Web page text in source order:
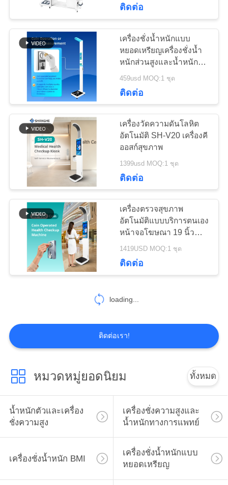
PRIVACY
POLICY
เครื่องอัลตราโซนิก
ความสูงและน้ำหนัก
36
เตียงนวด
Smart Bluetooth
26
เครื่องสูงและน้ำหนัก
อิเล็กทรอนิกส์
29
ติดต่อ
เครื่องชั่งน้ำหนักแบบ
หยอดเหรียญเครื่องชั่งน้ำ
หนักส่วนสูงและน้ำหนัก
ของร่างกายมนุษย์สำหรับ
459usd MOQ:1 ชุด
ติดต่อ
เครื่องวัดความดันโลหิต
อัตโนมัติ SH-V20 เครื่องคี
ออสก์สุขภาพ
1399usd MOQ:1 ชุด
ติดต่อ
เครื่องตรวจสุขภาพ
อัตโนมัติแบบบริการตนเอง
หน้าจอโฆษณา 19 นิ้ว
ฟังก์ชันหลากหลาย เครื่อง
1419USD MOQ:1 ชุด
ติดต่อ
loading...
ติดต่อเรา!
หมวดหมู่ยอดนิยม ทั้งหมด
น้ำหนักตัวและเครื่อง
ชั่งความสูง
เครื่องชั่งความสูงและ
น้ำหนักทางการแพทย์
เครื่องชั่งน้ำหนัก BMI
เครื่องชั่งน้ำหนักแบบ
หยอดเหรียญ